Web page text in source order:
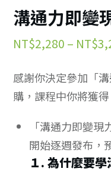
溝通力即變
NT$2,280 – NT$
感謝你決定參加「
購，課程中你將獲得
「溝通力即變
開始逐週發布，
１. 為什麼要學